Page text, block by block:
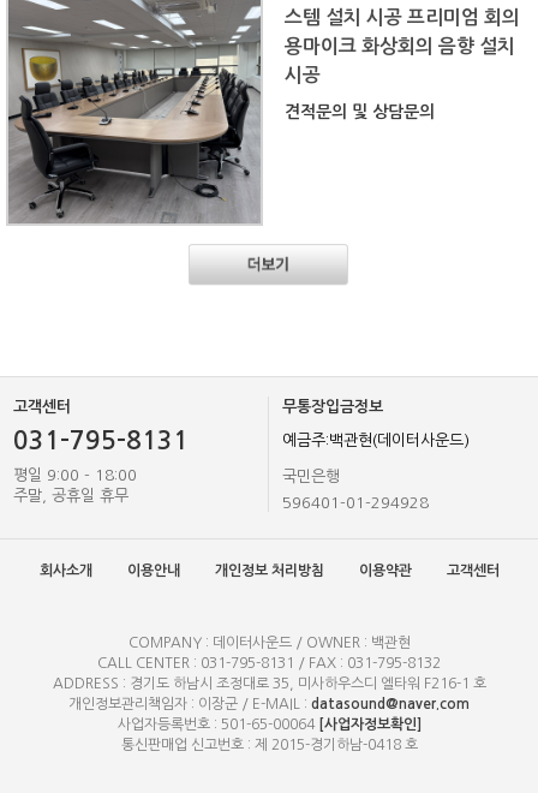
스템 설치 시공 프리미엄 회의
용마이크 화상회의 음향 설치
시공
견적문의 및 상담문의
고객센터
031-795-8131
평일 9:00 - 18:00
주말, 공휴일 휴무
무통장입금정보
예금주:백관현(데이터사운드)
국민은행
596401-01-294928
회사소개 이용안내 개인정보 처리방침 이용약관 고객센터
COMPANY : 데이터사운드 / OWNER : 백관현
CALL CENTER : 031-795-8131 / FAX : 031-795-8132
ADDRESS : 경기도 하남시 조정대로 35, 미사하우스디 엘타워 F216-1 호
개인정보관리책임자 : 이장군 / E-MAIL : datasound@naver.com
사업자등록번호 : 501-65-00064 [사업자정보확인]
통신판매업 신고번호 : 제 2015-경기하남-0418 호